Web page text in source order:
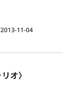
11-04
オ〉